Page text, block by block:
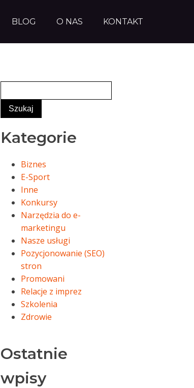
BLOG O NAS KONTAKT
Kategorie
Biznes
E-Sport
Inne
Konkursy
Narzędzia do e-
marketingu
Nasze usługi
Pozycjonowanie (SEO)
stron
Promowani
Relacje z imprez
Szkolenia
Zdrowie
Ostatnie
wpisy